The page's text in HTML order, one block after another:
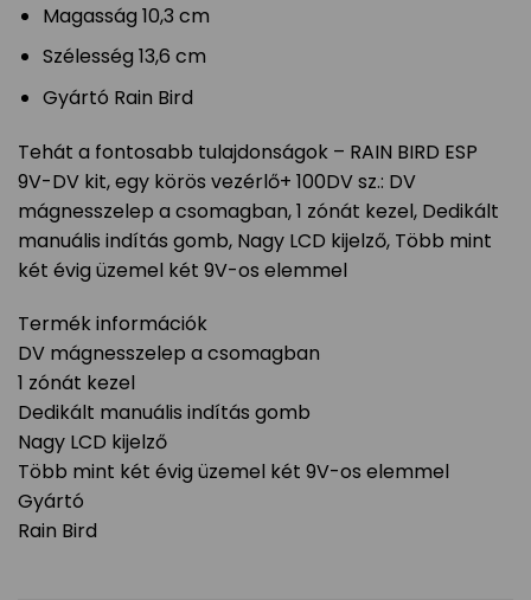
Magasság 10,3 cm
Szélesség 13,6 cm
Gyártó Rain Bird
Tehát a fontosabb tulajdonságok – RAIN BIRD ESP
9V-DV kit, egy körös vezérlő+ 100DV sz.: DV
mágnesszelep a csomagban, 1 zónát kezel, Dedikált
manuális indítás gomb, Nagy LCD kijelző, Több mint
két évig üzemel két 9V-os elemmel
Termék információk
DV mágnesszelep a csomagban
1 zónát kezel
Dedikált manuális indítás gomb
Nagy LCD kijelző
Több mint két évig üzemel két 9V-os elemmel
Gyártó
Rain Bird